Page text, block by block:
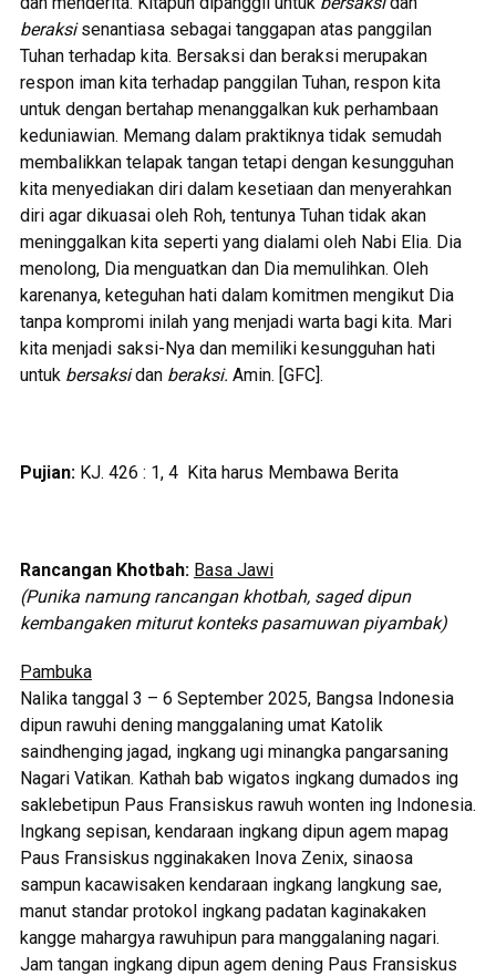
beraksisenantiasa sebagai tanggapan atas panggilan
Tuhan terhadap kita. Bersaksi dan beraksi merupakan
respon iman kita terhadap panggilan Tuhan, respon kita
untuk dengan bertahap menanggalkan kuk perhambaan
keduniawian. Memang dalam praktiknya tidak semudah
membalikkan telapak tangan tetapi dengan kesungguhan
kita menyediakan diri dalam kesetiaan dan menyerahkan
diri agar dikuasai oleh Roh, tentunya Tuhan tidak akan
meninggalkan kita seperti yang dialami oleh Nabi Elia. Dia
menolong, Dia menguatkan dan Dia memulihkan. Oleh
karenanya, keteguhan hati dalam komitmen mengikut Dia
tanpa kompromi inilah yang menjadi warta bagi kita. Mari
kita menjadi saksi-Nya dan memiliki kesungguhan hati
untuk bersaksidan beraksi. Amin. [GFC].
Pujian: KJ. 426 : 1, 4 Kita harus Membawa Berita
Rancangan Khotbah: Basa Jawi
(Punika namung rancangan khotbah, saged dipun
kembangaken miturut konteks pasamuwan piyambak)
Pambuka
Nalika tanggal 3 – 6 September 2025, Bangsa Indonesia
dipun rawuhi dening manggalaning umat Katolik
saindhenging jagad, ingkang ugi minangka pangarsaning
Nagari Vatikan. Kathah bab wigatos ingkang dumados ing
saklebetipun Paus Fransiskus rawuh wonten ing Indonesia.
Ingkang sepisan, kendaraan ingkang dipun agem mapag
Paus Fransiskus ngginakaken Inova Zenix, sinaosa
sampun kacawisaken kendaraan ingkang langkung sae,
manut standar protokol ingkang padatan kaginakaken
kangge mahargya rawuhipun para manggalaning nagari.
Jam tangan ingkang dipun agem dening Paus Fransiskus